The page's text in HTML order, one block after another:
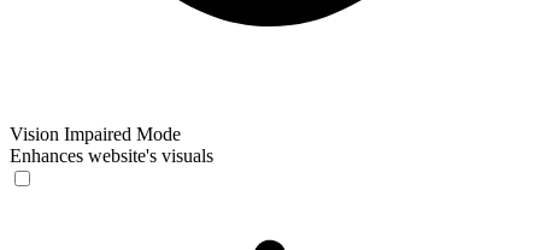
Vision Impaired Mode
Enhances website's visuals